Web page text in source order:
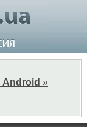
Android »